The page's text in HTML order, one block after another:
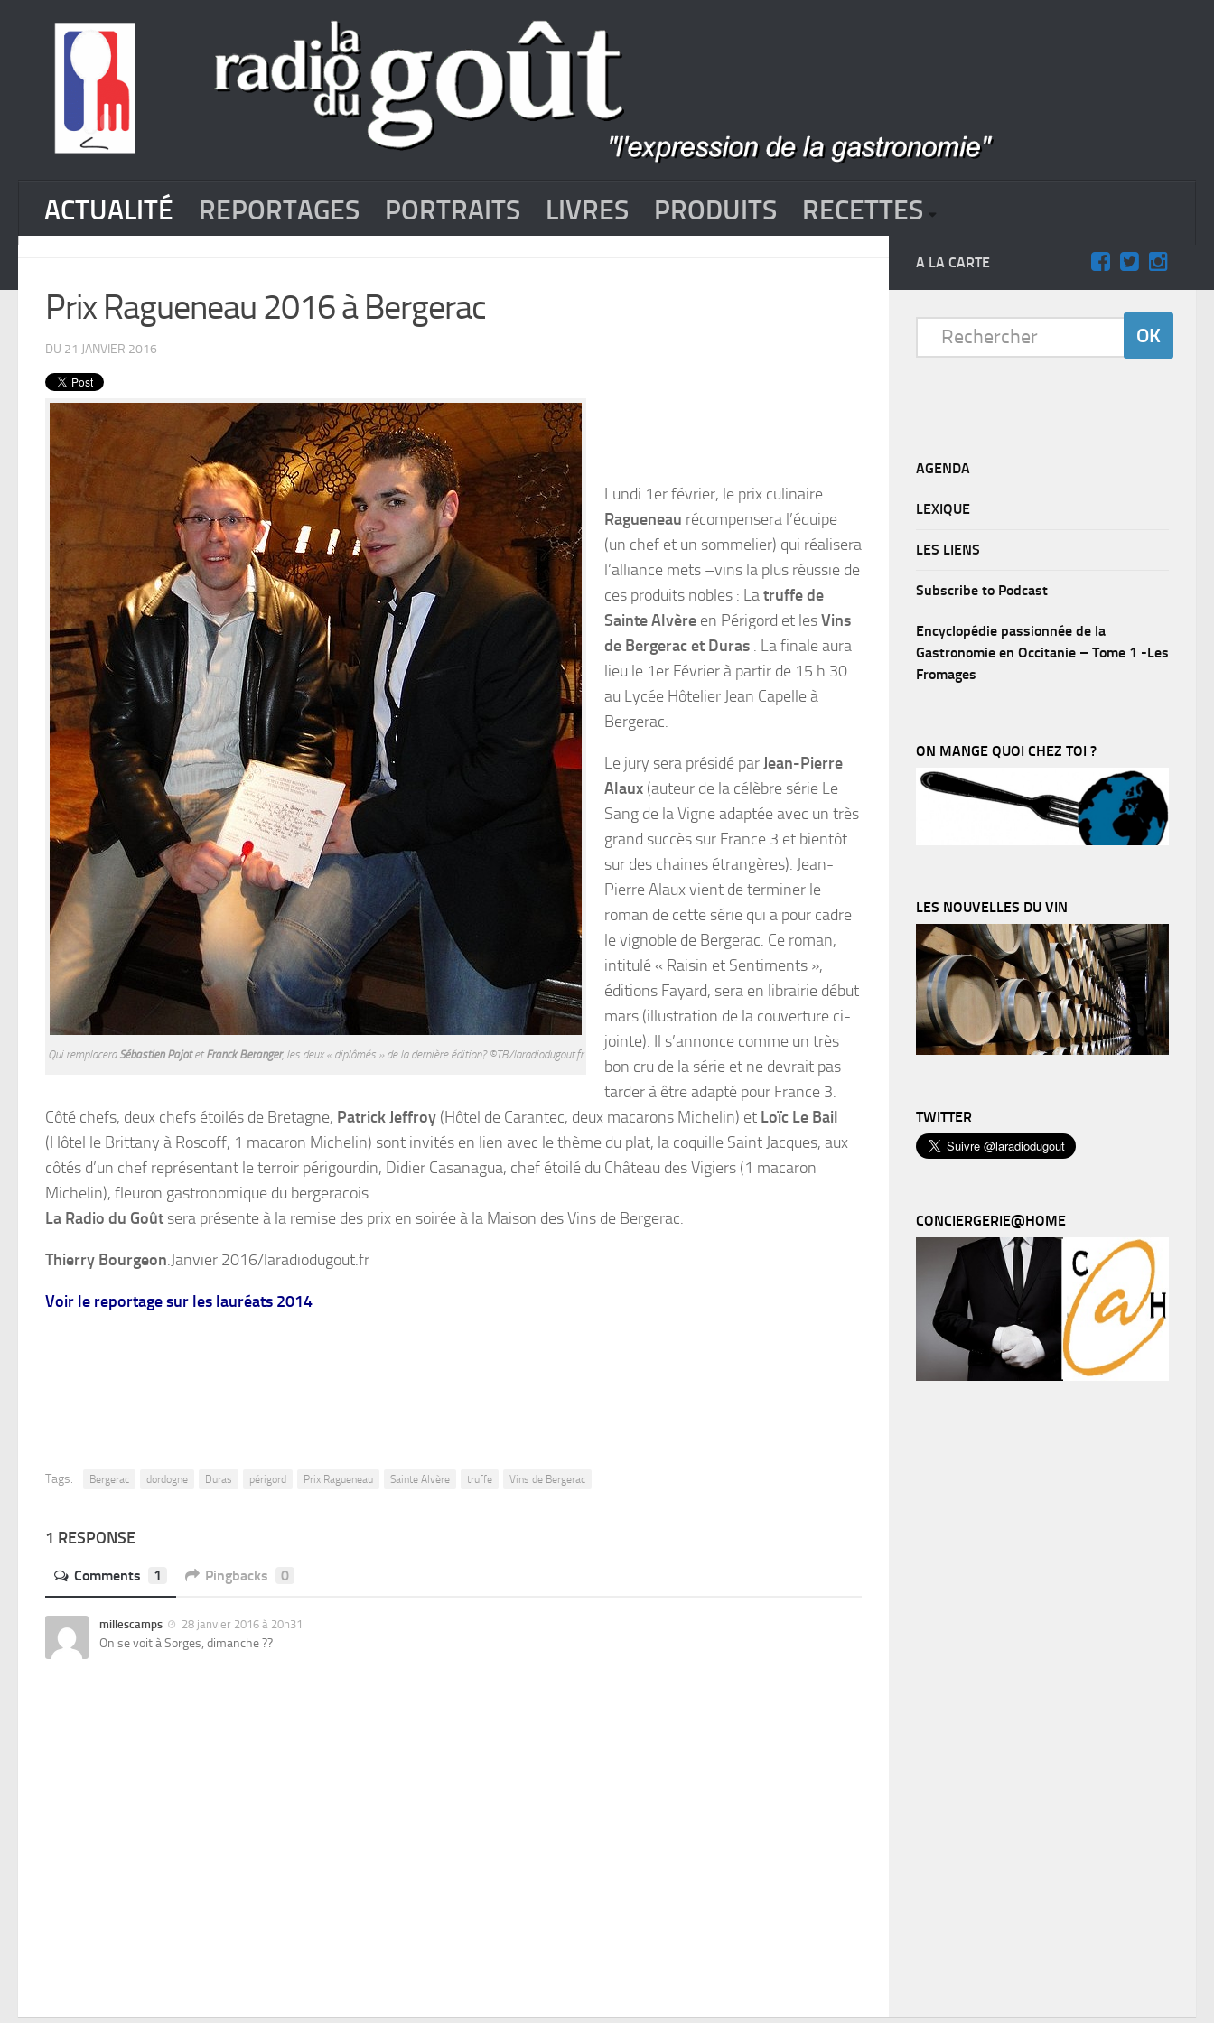
ACTUALITÉ REPORTAGES PORTRAITS LIVRES PRODUITS RECETTES
Prix Ragueneau 2016 à Bergerac
DU 21 JANVIER 2016
Qui remplacera Sébastien PajotetFranck Beranger, les deux « diplômés » de la dernière édition? ©TB/laradiodugout.fr
Lundi 1er février, le prix culinaire
Ragueneau récompensera l’équipe
(un chef et un sommelier) qui réalisera
l’alliance mets –vins la plus réussie de
ces produits nobles : Latruffe de
Sainte Alvère en Périgord et lesVins
de Bergerac et Duras . La finale aura
lieu le 1er Février à partir de 15 h 30
au Lycée Hôtelier Jean Capelle à
Bergerac.
Le jury sera présidé parJean-Pierre
Alaux (auteur de la célèbre série Le
Sang de la Vigne adaptée avec un très
grand succès sur France 3 et bientôt
sur des chaines étrangères). Jean-
Pierre Alaux vient de terminer le
roman de cette série qui a pour cadre
le vignoble de Bergerac. Ce roman,
intitulé « Raisin et Sentiments »,
éditions Fayard, sera en librairie début
mars (illustration de la couverture ci-
jointe). Il s’annonce comme un très
bon cru de la série et ne devrait pas
tarder à être adapté pour France 3.
Côté chefs, deux chefs étoilés de Bretagne, Patrick Jeffroy (Hôtel de Carantec, deux macarons Michelin) et Loïc Le Bail
(Hôtel le Brittany à Roscoff, 1 macaron Michelin) sont invités en lien avec le thème du plat, la coquille Saint Jacques, aux
côtés d’un chef représentant le terroir périgourdin, Didier Casanagua, chef étoilé du Château des Vigiers (1 macaron
Michelin), fleuron gastronomique du bergeracois.
La Radio du Goût sera présente à la remise des prix en soirée à la Maison des Vins de Bergerac.
Thierry Bourgeon.Janvier 2016/laradiodugout.fr
Voir le reportage sur les lauréats 2014
Tags: Bergerac dordogne Duras périgord Prix Ragueneau Sainte Alvère truffe Vins de Bergerac
1 RESPONSE
Comments 1 Pingbacks 0
millescamps 28 janvier 2016 à 20h31
On se voit à Sorges, dimanche ??
A LA CARTE
AGENDA
LEXIQUE
LES LIENS
Subscribe to Podcast
Encyclopédie passionnée de la
Gastronomie en Occitanie – Tome 1 -Les
Fromages
ON MANGE QUOI CHEZ TOI ?
LES NOUVELLES DU VIN
TWITTER
CONCIERGERIE@HOME